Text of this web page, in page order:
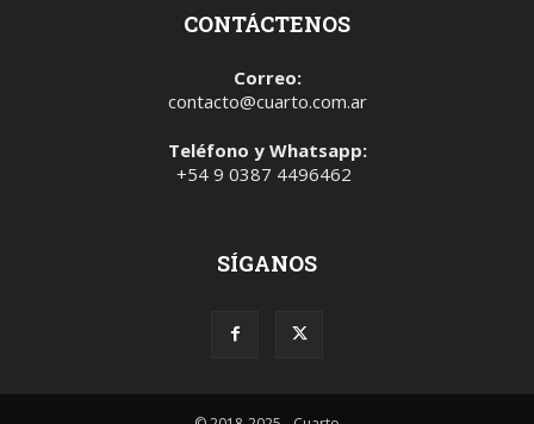
CONTÁCTENOS
Correo:
contacto@cuarto.com.ar
Teléfono y Whatsapp:
+54 9 0387 4496462
SÍGANOS